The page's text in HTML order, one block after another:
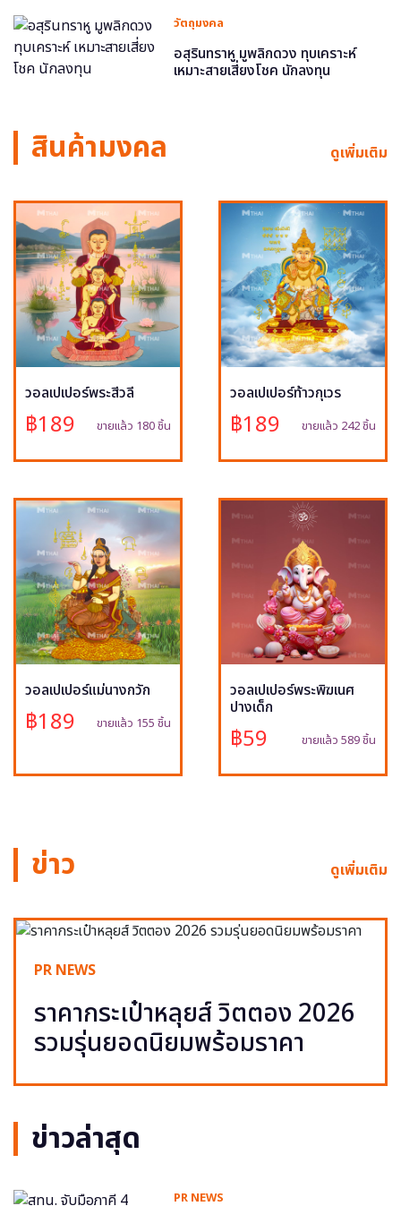
วัตถุมงคล
อสุรินทราหู มูพลิกดวง ทุบเคราะห์
เหมาะสายเสี่ยงโชค นักลงทุน
สินค้ามงคล ดูเพิ่มเติม
วอลเปเปอร์พระสีวลี
฿189 ขายแล้ว 180 ชิ้น
วอลเปเปอร์ท้าวกุเวร
฿189 ขายแล้ว 242 ชิ้น
วอลเปเปอร์แม่นางกวัก
฿189 ขายแล้ว 155 ชิ้น
วอลเปเปอร์พระพิฆเนศ
ปางเด็ก
฿59 ขายแล้ว 589 ชิ้น
ข่าว ดูเพิ่มเติม
PR NEWS
ราคากระเป๋าหลุยส์ วิตตอง 2026
รวมรุ่นยอดนิยมพร้อมราคา
ข่าวล่าสุด
PR NEWS